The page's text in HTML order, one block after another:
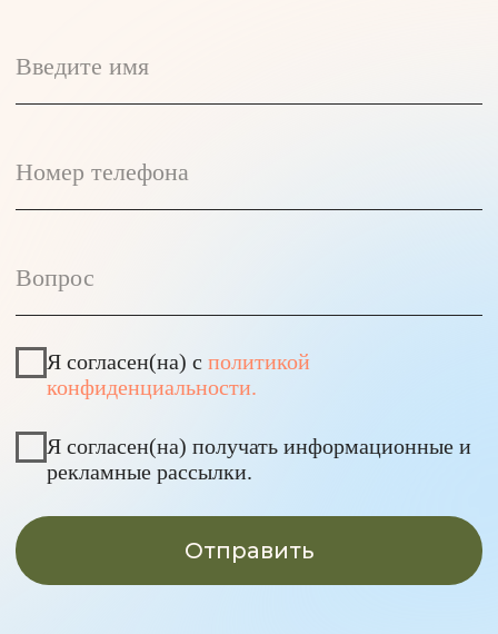
Студии
Преподаватели
Для бизнеса
Пн-пт: 8:00 – 22:00
Сб: 9:00 – 18:00